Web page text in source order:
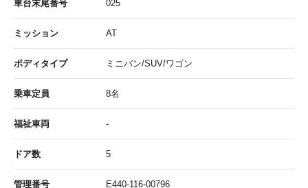
車台末尾番号 025
ミッション AT
ボディタイプ ミニバン/SUV/ワゴン
乗車定員 8名
福祉車両 -
ドア数 5
管理番号 E440-116-00796